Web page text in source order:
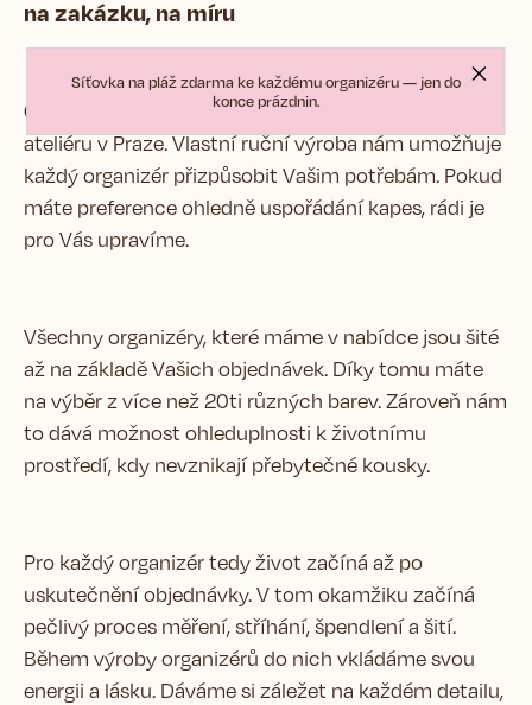
Síťovka na pláž zdarma ke každému organizéru — jen do
konce prázdnin.
na zakázku, na míru
Organizéry pro Vás navrhujeme a šijeme v našem
ateliéru v Praze. Vlastní ruční výroba nám umožňuje
každý organizér přizpůsobit Vašim potřebám. Pokud
máte preference ohledně uspořádání kapes, rádi je
pro Vás upravíme.
Všechny organizéry, které máme v nabídce jsou šité
až na základě Vašich objednávek. Díky tomu máte
na výběr z více než 20ti různých barev. Zároveň nám
to dává možnost ohleduplnosti k životnímu
prostředí, kdy nevznikají přebytečné kousky.
Pro každý organizér tedy život začíná až po
uskutečnění objednávky. V tom okamžiku začíná
pečlivý proces měření, stříhání, špendlení a šití.
Během výroby organizérů do nich vkládáme svou
energii a lásku. Dáváme si záležet na každém detailu,